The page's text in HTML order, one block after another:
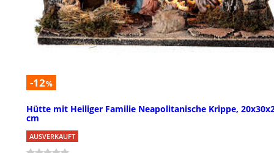
-12%
Hütte mit Heiliger Familie Neapolitanische Krippe,
cm
AUSVERKAUFT